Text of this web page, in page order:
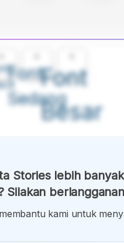
Font
Sedang
Font
Besar
Stories lebih
Silakan
kami untuk